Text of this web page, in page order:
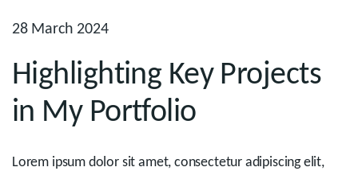
28 March 2024
Highlighting Key Projects
in My Portfolio
Lorem ipsum dolor sit amet, consectetur adipiscing elit,